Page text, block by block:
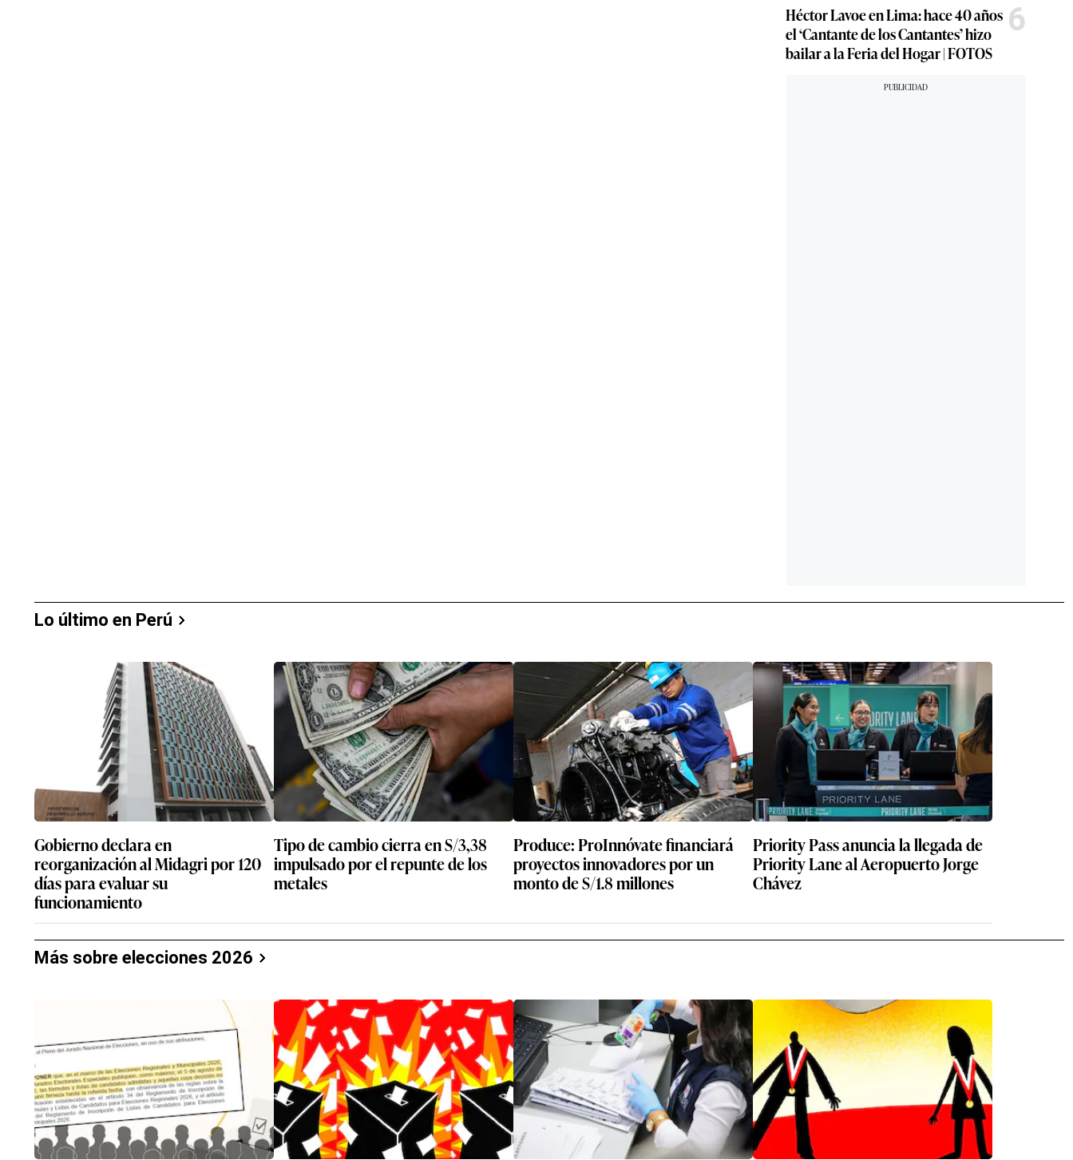
Héctor Lavoe en Lima: hace 40 años
el ‘Cantante de los Cantantes’ hizo
bailar a la Feria del Hogar | FOTOS
6
Lo último en Perú
Gobierno declara en
reorganización al Midagri por 120
días para evaluar su
funcionamiento
Tipo de cambio cierra en S/3,38
impulsado por el repunte de los
metales
Produce: ProInnóvate financiará
proyectos innovadores por un
monto de S/1.8 millones
Priority Pass anuncia la llegada de
Priority Lane al Aeropuerto Jorge
Chávez
Más sobre elecciones 2026